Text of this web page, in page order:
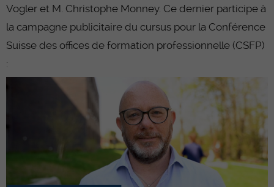
Vogler et M. Christophe Monney. Ce dernier participe à
la campagne publicitaire du cursus pour la Conférence
Suisse des offices de formation professionnelle (CSFP)
: